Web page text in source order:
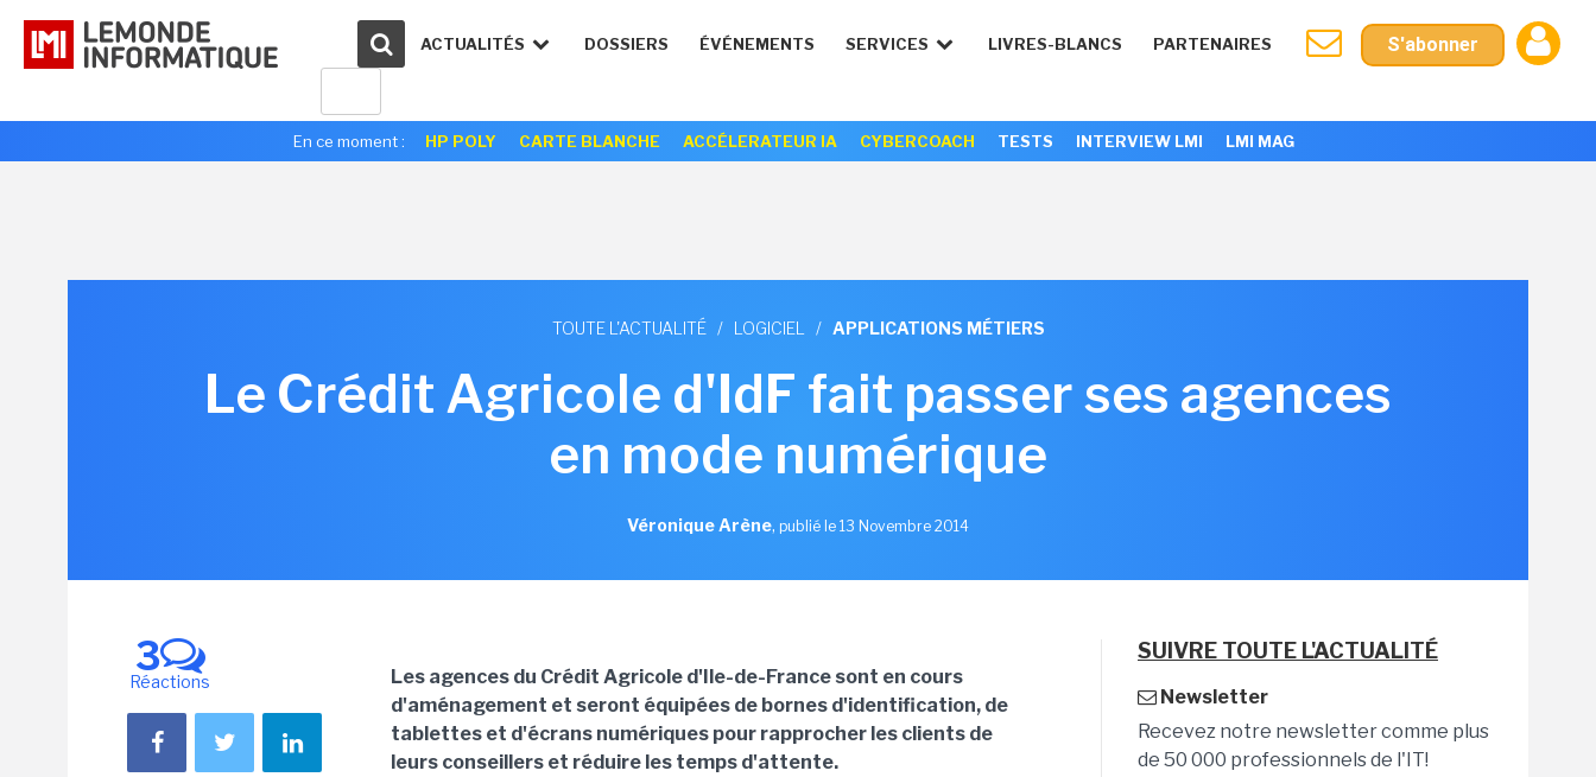
ACTUALITÉS DOSSIERS ÉVÉNEMENTS SERVICES LIVRES-BLANCS PARTENAIRES S'abonner
En ce moment : HP POLY CARTE BLANCHE ACCÉLERATEUR IA CYBERCOACH TESTS INTERVIEW LMI LMI MAG
TOUTE L'ACTUALITÉ / LOGICIEL / APPLICATIONS MÉTIERS
Le Crédit Agricole d'IdF fait passer ses agences
en mode numérique
Véronique Arène, publié le 13 Novembre 2014
3
Réactions
Les agences du Crédit Agricole d'Ile-de-France sont en cours
d'aménagement et seront équipées de bornes d'identification, de
tablettes et d'écrans numériques pour rapprocher les clients de
leurs conseillers et réduire les temps d'attente.
SUIVRE TOUTE L'ACTUALITÉ
Newsletter
Recevez notre newsletter comme plus
de 50 000 professionnels de l'IT!